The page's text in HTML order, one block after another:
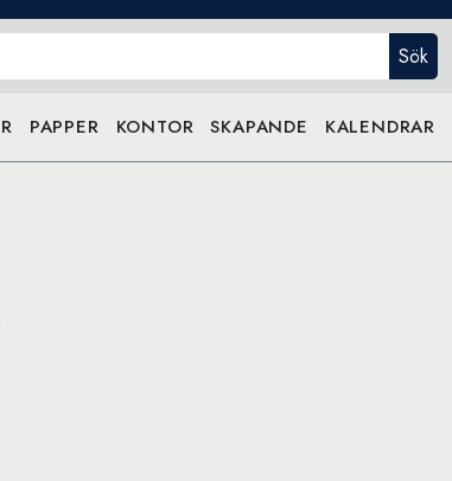
Sök
PAPPER KONTOR SKAPANDE KALENDRAR